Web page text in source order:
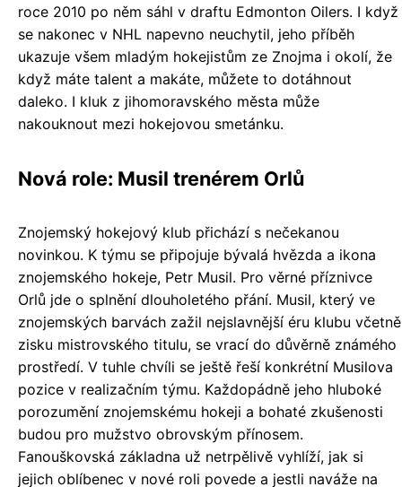
roce 2010 po něm sáhl v draftu Edmonton Oilers. I když
se nakonec v NHL napevno neuchytil, jeho příběh
ukazuje všem mladým hokejistům ze Znojma i okolí, že
když máte talent a makáte, můžete to dotáhnout
daleko. I kluk z jihomoravského města může
nakouknout mezi hokejovou smetánku.
Nová role: Musil trenérem Orlů
Znojemský hokejový klub přichází s nečekanou
novinkou. K týmu se připojuje bývalá hvězda a ikona
znojemského hokeje, Petr Musil. Pro věrné příznivce
Orlů jde o splnění dlouholetého přání. Musil, který ve
znojemských barvách zažil nejslavnější éru klubu včetně
zisku mistrovského titulu, se vrací do důvěrně známého
prostředí. V tuhle chvíli se ještě řeší konkrétní Musilova
pozice v realizačním týmu. Každopádně jeho hluboké
porozumění znojemskému hokeji a bohaté zkušenosti
budou pro mužstvo obrovským přínosem.
Fanouškovská základna už netrpělivě vyhlíží, jak si
jejich oblíbenec v nové roli povede a jestli naváže na